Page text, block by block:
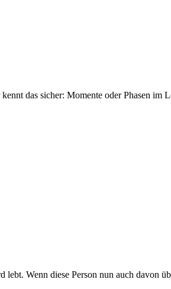
das sicher: Momente oder Phasen im
Wenn diese Person nun auch davon